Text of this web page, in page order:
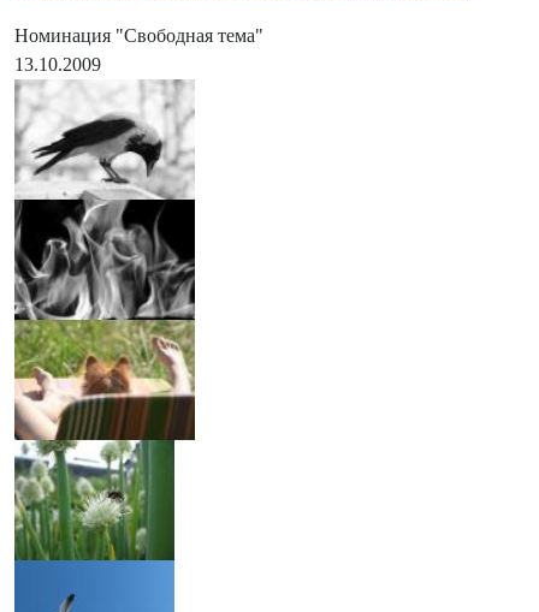
Номинация "Свободная тема"
13.10.2009